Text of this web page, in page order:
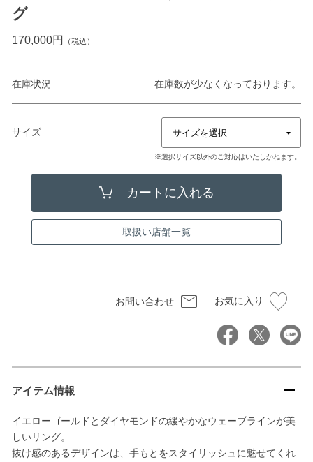
グ
170,000円 （税込）
在庫状況 在庫数が少なくなっております。
サイズ
※選択サイズ以外のご対応はいたしかねます。
取扱い店舗一覧
お問い合わせ お気に入り
アイテム情報
イエローゴールドとダイヤモンドの緩やかなウェーブラインが美
しいリング。
抜け感のあるデザインは、手もとをスタイリッシュに魅せてくれ